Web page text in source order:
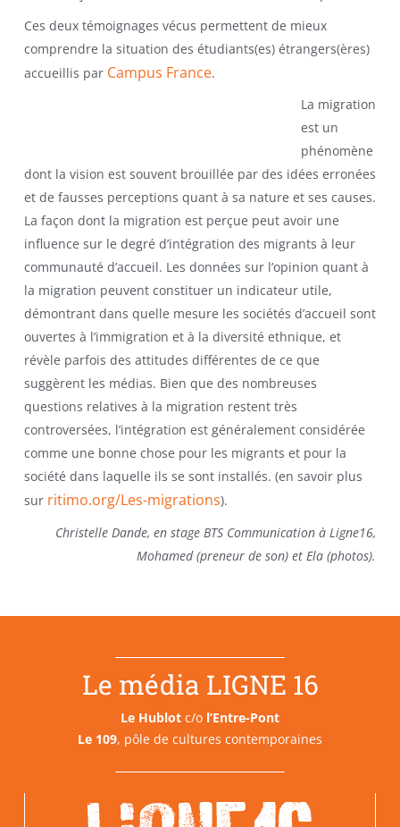
Ces deux témoignages vécus permettent de mieux
comprendre la situation des étudiants(es) étrangers(ères)
accueillis par Campus France.
La migration
est un
phénomène
dont la vision est souvent brouillée par des idées erronées
et de fausses perceptions quant à sa nature et ses causes.
La façon dont la migration est perçue peut avoir une
influence sur le degré d’intégration des migrants à leur
communauté d’accueil. Les données sur l’opinion quant à
la migration peuvent constituer un indicateur utile,
démontrant dans quelle mesure les sociétés d’accueil sont
ouvertes à l’immigration et à la diversité ethnique, et
révèle parfois des attitudes différentes de ce que
suggèrent les médias. Bien que des nombreuses
questions relatives à la migration restent très
controversées, l’intégration est généralement considérée
comme une bonne chose pour les migrants et pour la
société dans laquelle ils se sont installés. (en savoir plus
sur ritimo.org/Les-migrations).
Christelle Dande, en stage BTS Communication à Ligne16,
Mohamed (preneur de son) et Ela (photos).
Le média LIGNE 16
Le Hublot c/o l’Entre-Pont
Le 109, pôle de cultures contemporaines